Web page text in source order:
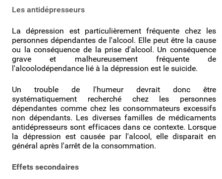
Les antidépresseurs
La dépression est particulièrement fréquente chez les
personnes dépendantes de l'alcool. Elle peut être la cause
ou la conséquence de la prise d'alcool. Un conséquence
grave et malheureusement fréquente de
l'alcoolodépendance lié à la dépression est le suicide.
Un trouble de l'humeur devrait donc être
systématiquement recherché chez les personnes
dépendantes comme chez les consommateurs excessifs
non dépendants. Les diverses familles de médicaments
antidépresseurs sont efficaces dans ce contexte. Lorsque
la dépression est causée par l'alcool, elle disparait en
général après l'arrêt de la consommation.
Effets secondaires